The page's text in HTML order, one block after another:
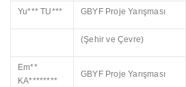
Yu*** TU***
GBYF Proje Yarışması
(Şehir ve Çevre)
Em**
KA********
GBYF Proje Yarışması